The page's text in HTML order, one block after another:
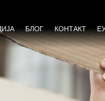
БЛОГ КОНТАКТ